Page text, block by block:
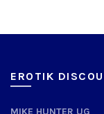
EROTIK
MIKE HUNTER UG